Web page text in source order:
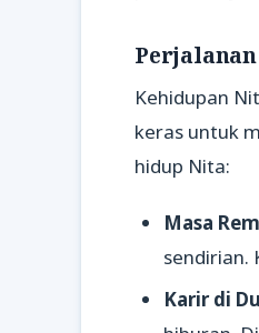
Kehidupan
keras untuk
hidup Nita:
Masa
sendirian.
Karir di